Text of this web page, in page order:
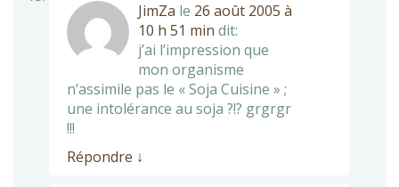
JimZa le 26 août 2005 à
10 h 51 min dit:
j’ai l’impression que
mon organisme
n’assimile pas le « Soja Cuisine » ;
une intolérance au soja ?!? grgrgr
!!!
Répondre ↓